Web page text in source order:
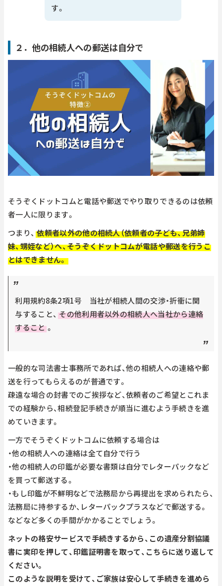
す。
２．他の相続人への郵送は自分で
そうぞくドットコムと電話や郵送でやり取りできるのは依頼
者一人に限ります。
つまり、 依頼者以外の他の相続人（依頼者の子ども、兄弟姉
妹、甥姪など）へ、そうぞくドットコムが電話や郵送を行うこ
とはできません。
利用規約8条2項1号 当社が相続人間の交渉・折衝に関
与すること、 その他利用者以外の相続人へ当社から連絡
すること 。
一般的な司法書士事務所であれば、他の相続人への連絡や郵
送を行ってもらえるのが普通です。
疎遠な場合の封書でのご挨拶など、依頼者のご希望とこれま
での経験から、相続登記手続きが順当に進むよう手続きを進
めていきます。
一方でそうぞくドットコムに依頼する場合は
・他の相続人への連絡は全て自分で行う
・他の相続人の印鑑が必要な書類は自分でレターパックなど
を買って郵送する。
・もし印鑑が不鮮明などで法務局から再提出を求められたら、
法務局に持参するか、レターパックプラスなどで郵送する。
などなど多くの手間がかかることでしょう。
ネットの格安サービスで手続きするから、この遺産分割協議
書に実印を押して、印鑑証明書を取って、こちらに送り返して
ください。
このような説明を受けて、ご家族は安心して手続きを進めら